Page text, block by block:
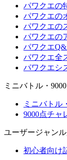
パワクエの
パワクエの
パワクエの
パワクエの
パワクエ
パワクエ全
パワクエシ
ミニバトル・
ミニバトル
9000点チャ
ユーザージャン
初心者向け